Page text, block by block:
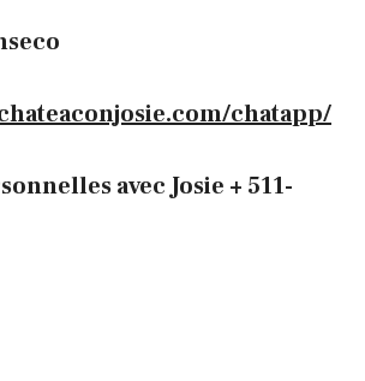
chatapp/
avec Josie + 511-